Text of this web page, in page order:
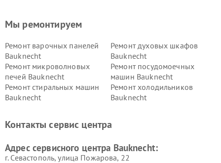
Мы ремонтируем
Ремонт варочных панелей
Bauknecht
Ремонт духовых шкафов
Bauknecht
Ремонт микроволновых
печей Bauknecht
Ремонт посудомоечных
машин Bauknecht
Ремонт стиральных машин
Bauknecht
Ремонт холодильников
Bauknecht
Контакты сервис центра
Адрес сервисного центра Bauknecht:
г. Севастополь, улица Пожарова, 22